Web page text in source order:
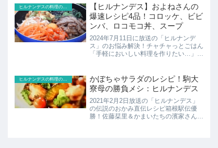
け。1000以上のレシピを考えた達人オ
ススメのそうめんレシ...
ヒルナンデスの料理のレシピ
【ヒルナンデス】およねさんの
爆速レシピ4品！コロッケ、ビビ
ンバ、ロコモコ丼、スープ
2024年7月11日に放送の「ヒルナンデ
ス」のお悩み解決！チャチャっとごはん
「手軽においしい料理を作りたい…」そ
さんこちらでは紹介されたレシピ4品
（パーティーコロッケ...
かぼちゃサラダのレシピ！駒大
寮母の勝負メシ：ヒルナンデス
2021年2月2日放送の「ヒルナンデス」
の伝説のおかみ直伝レシピ箱根駅伝優
勝！佐藤栞里＆かまいたちの濱家さんが